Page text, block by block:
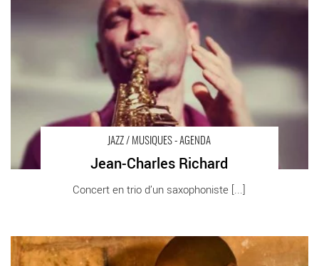
JAZZ / MUSIQUES - AGENDA
Jean-Charles Richard
Concert en trio d’un saxophoniste [...]
Davy Sicard - Critique sortie Jazz / Musiques Paris Casino de
Paris